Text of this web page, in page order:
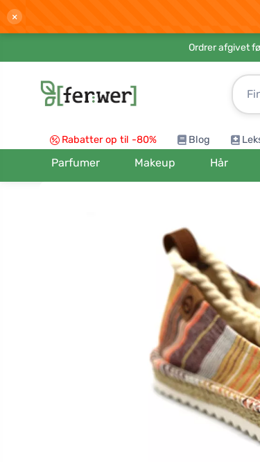
×
Ordrer afgivet
Rabatter op til -80% Blog
Parfumer Makeup Hår